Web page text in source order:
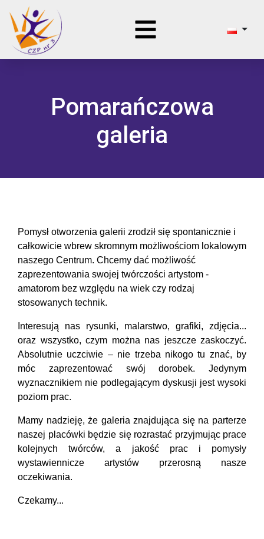
Pomarańczowa
galeria
Pomysł otworzenia galerii zrodził się spontanicznie i
całkowicie wbrew skromnym możliwościom lokalowym
naszego Centrum. Chcemy dać możliwość
zaprezentowania swojej twórczości artystom -
amatorom bez względu na wiek czy rodzaj
stosowanych technik.
Interesują nas rysunki, malarstwo, grafiki, zdjęcia...
oraz wszystko, czym można nas jeszcze zaskoczyć.
Absolutnie uczciwie – nie trzeba nikogo tu znać, by
móc zaprezentować swój dorobek. Jedynym
wyznacznikiem nie podlegającym dyskusji jest wysoki
poziom prac.
Mamy nadzieję, że galeria znajdująca się na parterze
naszej placówki będzie się rozrastać przyjmując prace
kolejnych twórców, a jakość prac i pomysły
wystawiennicze artystów przerosną nasze
oczekiwania.
Czekamy...